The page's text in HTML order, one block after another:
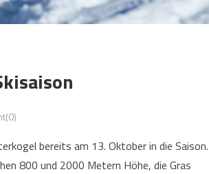
bereits am 13. Oktober in die Saison.
800 und 2000 Metern Höhe, die Gras